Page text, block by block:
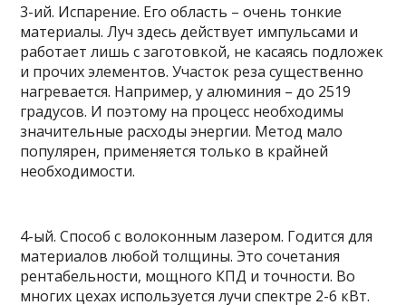
3-ий. Испарение. Его область – очень тонкие
материалы. Луч здесь действует импульсами и
работает лишь с заготовкой, не касаясь подложек
и прочих элементов. Участок реза существенно
нагревается. Например, у алюминия – до 2519
градусов. И поэтому на процесс необходимы
значительные расходы энергии. Метод мало
популярен, применяется только в крайней
необходимости.
4-ый. Способ с волоконным лазером. Годится для
материалов любой толщины. Это сочетания
рентабельности, мощного КПД и точности. Во
многих цехах используется лучи спектре 2-6 кВт.